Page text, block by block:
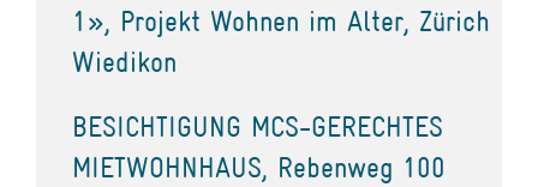
1», Projekt Wohnen im Alter, Zürich
Wiedikon
BESICHTIGUNG MCS-GERECHTES
MIETWOHNHAUS, Rebenweg 100